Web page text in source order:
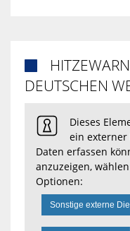

DEUTSCHEN
Dieses
ein externer
Daten erfassen
anzuzeigen,
Optionen:
Sonstige externe